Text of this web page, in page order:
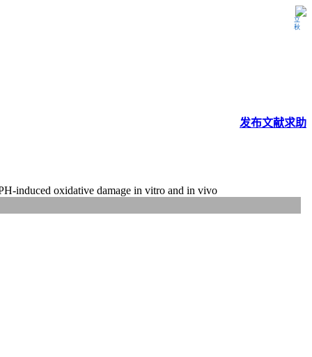
立秋
发布文献求助
induced oxidative damage in vitro and in vivo